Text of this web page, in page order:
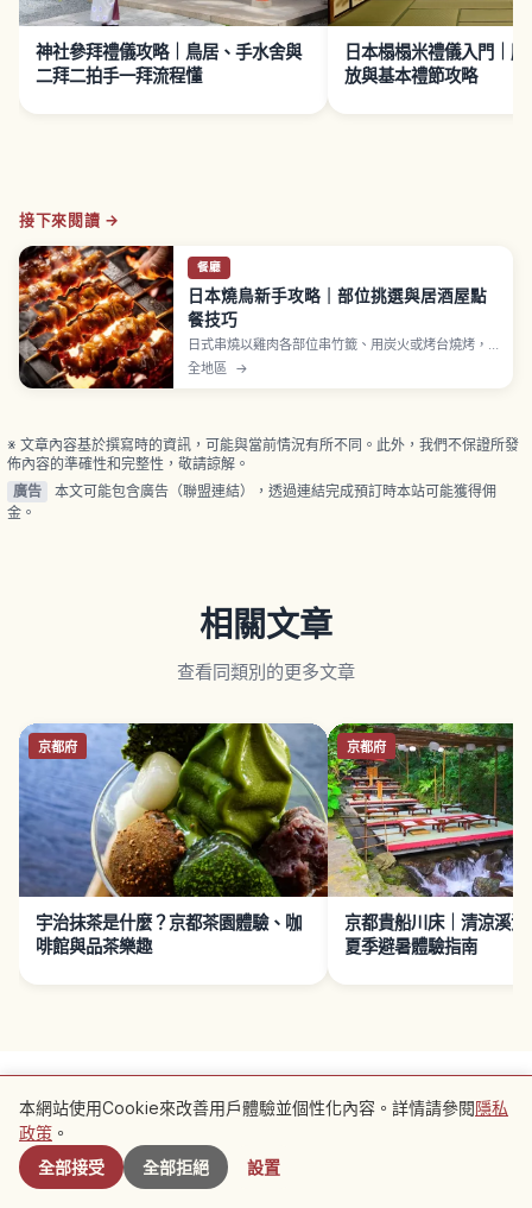
神社參拜禮儀攻略｜鳥居、手水舍與
二拜二拍手一拜流程懂
日本榻榻米禮儀入門｜
放與基本禮節攻略
接下來閱讀 →
餐廳
日本燒鳥新手攻略｜部位挑選與居酒屋點
餐技巧
日式串燒以雞肉各部位串竹籤、用炭火或烤台燒烤，
每串約100至300日圓。雞腿肉串（momo）軟嫩多
汁、蔥間串（negima）雞肉與蔥段交替、雞皮串
全地區 →
※ 文章內容基於撰寫時的資訊，可能與當前情況有所不同。此外，我們不保證所發
佈內容的準確性和完整性，敬請諒解。
廣告
本文可能包含廣告（聯盟連結），透過連結完成預訂時本站可能獲得佣
金。
相關文章
查看同類別的更多文章
京都府
宇治抹茶是什麼？京都茶園體驗、咖
啡館與品茶樂趣
京都府
京都貴船川床｜清涼溪
夏季避暑體驗指南
附近景點
使用條款 隱私政策
本網站使用Cookie來改善用戶體驗並個性化內容。詳情請參閱隱私
政策 。
全部接受
全部拒絕 設置